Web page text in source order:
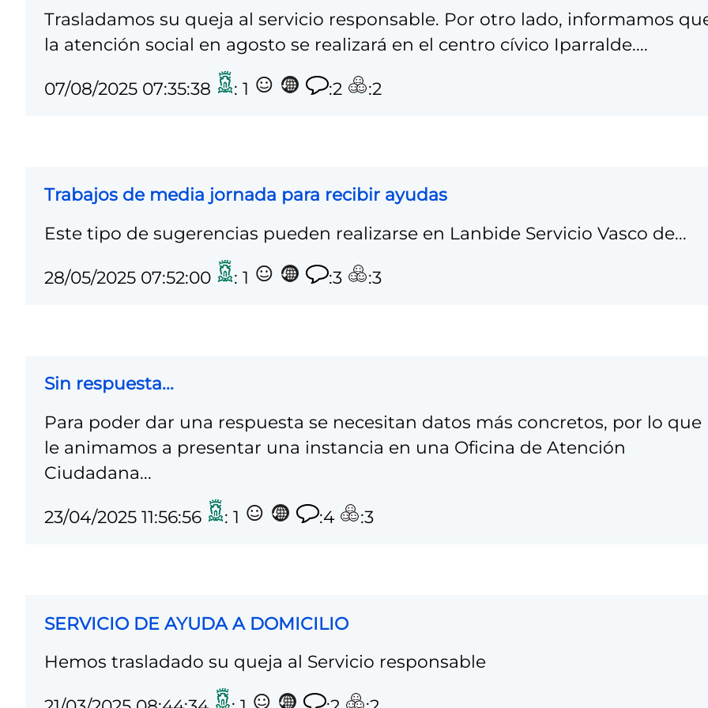
Trasladamos su queja al servicio responsable. Por otro lado, informamos
la atención social en agosto se realizará en el centro cívico Iparralde....
07/08/2025 07:35:38 : 1 :2 :2
Trabajos de media jornada para recibir ayudas
Este tipo de sugerencias pueden realizarse en Lanbide Servicio Vasco de...
28/05/2025 07:52:00 : 1 :3 :3
Sin respuesta...
Para poder dar una respuesta se necesitan datos más concretos, por lo que
le animamos a presentar una instancia en una Oficina de Atención
Ciudadana...
23/04/2025 11:56:56 : 1 :4 :3
SERVICIO DE AYUDA A DOMICILIO
Hemos trasladado su queja al Servicio responsable